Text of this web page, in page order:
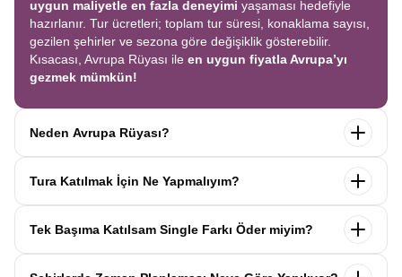
uygun maliyetle en fazla deneyimi yaşaması hedefiyle
hazırlanır. Tur ücretleri; toplam tur süresi, konaklama sayısı,
gezilen şehirler ve sezona göre değişiklik gösterebilir.
Kısacası, Avrupa Rüyası ile en uygun fiyatla Avrupa’yı
gezmek mümkün!
Neden Avrupa Rüyası?
tek seferde birçok
ülkeyikeşfedin! Ekstra tur ücreti yok, tüm geziler fiyata
ile Avrupa’yı en keyifli şekilde yaşayın.
Tura Katılmak İçin Ne Yapmalıyım?
seyahat sözleşmesinionaylayın.İlk taksitiödediğinizde
Tek Başıma Katılsam Single Farkı Öder miyim?